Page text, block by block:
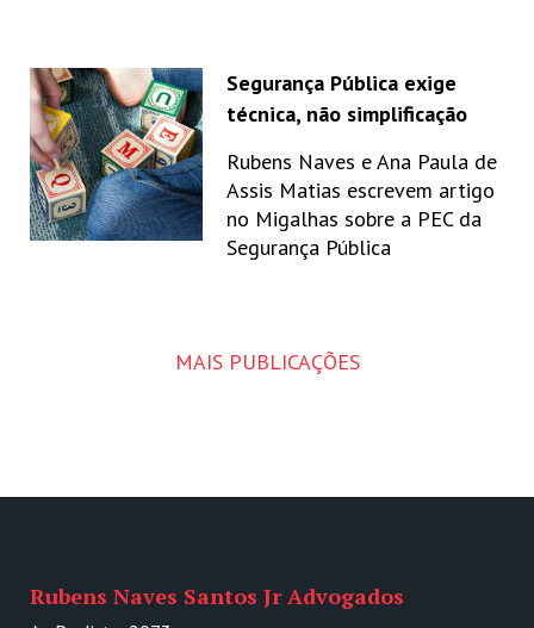
Segurança Pública exige
técnica, não simplificação
Rubens Naves e Ana Paula de
Assis Matias escrevem artigo
no Migalhas sobre a PEC da
Segurança Pública
MAIS PUBLICAÇÕES
Rubens Naves Santos Jr Advogados